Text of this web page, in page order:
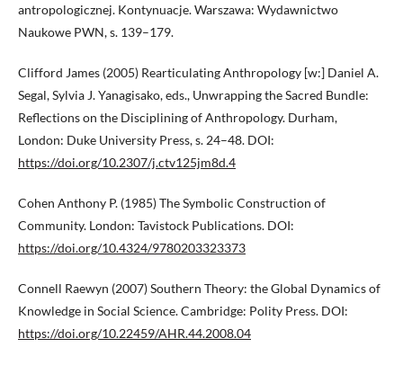
antropologicznej. Kontynuacje. Warszawa: Wydawnictwo
Naukowe PWN, s. 139–179.
Clifford James (2005) Rearticulating Anthropology [w:] Daniel A.
Segal, Sylvia J. Yanagisako, eds., Unwrapping the Sacred Bundle:
Reflections on the Disciplining of Anthropology. Durham,
London: Duke University Press, s. 24–48. DOI:
https://doi.org/10.2307/j.ctv125jm8d.4
Cohen Anthony P. (1985) The Symbolic Construction of
Community. London: Tavistock Publications. DOI:
https://doi.org/10.4324/9780203323373
Connell Raewyn (2007) Southern Theory: the Global Dynamics of
Knowledge in Social Science. Cambridge: Polity Press. DOI:
https://doi.org/10.22459/AHR.44.2008.04